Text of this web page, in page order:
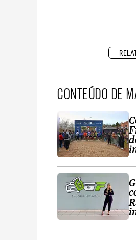
CONTEÚDO DE